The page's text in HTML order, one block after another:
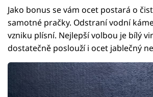
Jako bonus se vám ocet postará o
samotné pračky. Odstraní vodní
vzniku plísní. Nejlepší volbou je bílý
dostatečně poslouží i ocet jablečný